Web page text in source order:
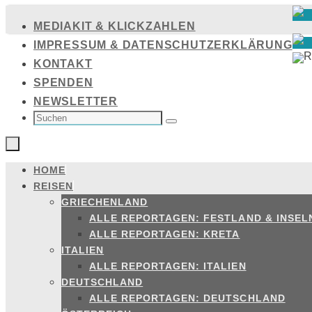
Inhalt
springen
MEDIAKIT & KLICKZAHLEN
IMPRESSUM & DATENSCHUTZERKLÄRUNG
KONTAKT
SPENDEN
NEWSLETTER
SUCHEN
NACH: Suchen
Zum
Inhalt
springen
HOME
REISEN
GRIECHENLAND
ALLE REPORTAGEN: FESTLAND &
ALLE REPORTAGEN: KRETA
ITALIEN
ALLE REPORTAGEN: ITALIEN
DEUTSCHLAND
ALLE REPORTAGEN: DEUTSCHLAND